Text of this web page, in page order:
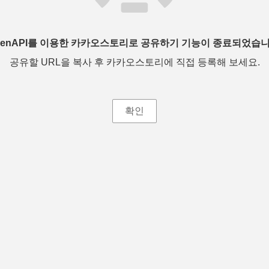
를 이용한 카카오스토리로 공유하기 기능이 종료되었습
공유할 URL을 복사 후 카카오스토리에 직접 등록해 보세요.
확인